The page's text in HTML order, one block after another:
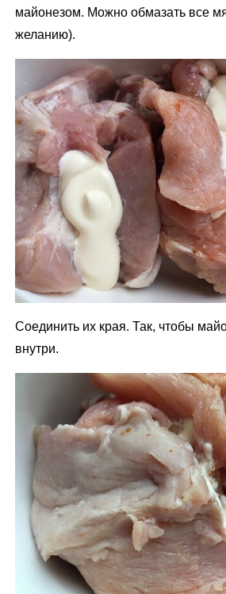
майонезом. Можно обмазать все
желанию).
Соединить их края. Так, чтобы
внутри.